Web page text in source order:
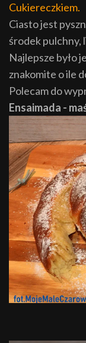
Cukiereczkiem.
Ciasto jest
środek pulchny,
Najlepsze było
znakomite o ile
Polecam do
Ensaimada -